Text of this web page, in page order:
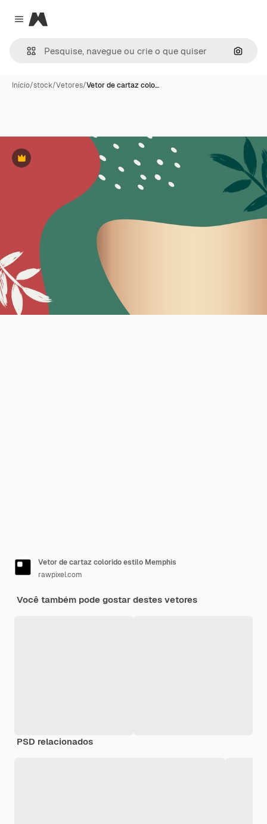
Close menu
Magnific
Início/stock/Vetores/Vetor de cartaz colo…
Premium
Vetor de cartaz colorido estilo Memphis
rawpixel.com
Você também pode gostar destes vetores
PSD relacionados